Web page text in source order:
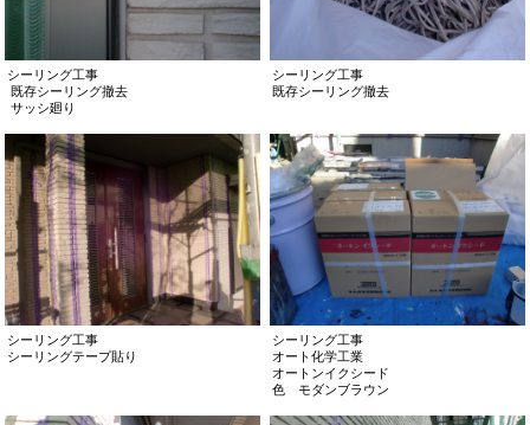
シーリング工事
既存シーリング撤去
サッシ廻り
シーリング工事
既存シーリング撤去
シーリング工事
シーリングテープ貼り
シーリング工事
オート化学工業
オートンイクシード
色 モダンブラウン